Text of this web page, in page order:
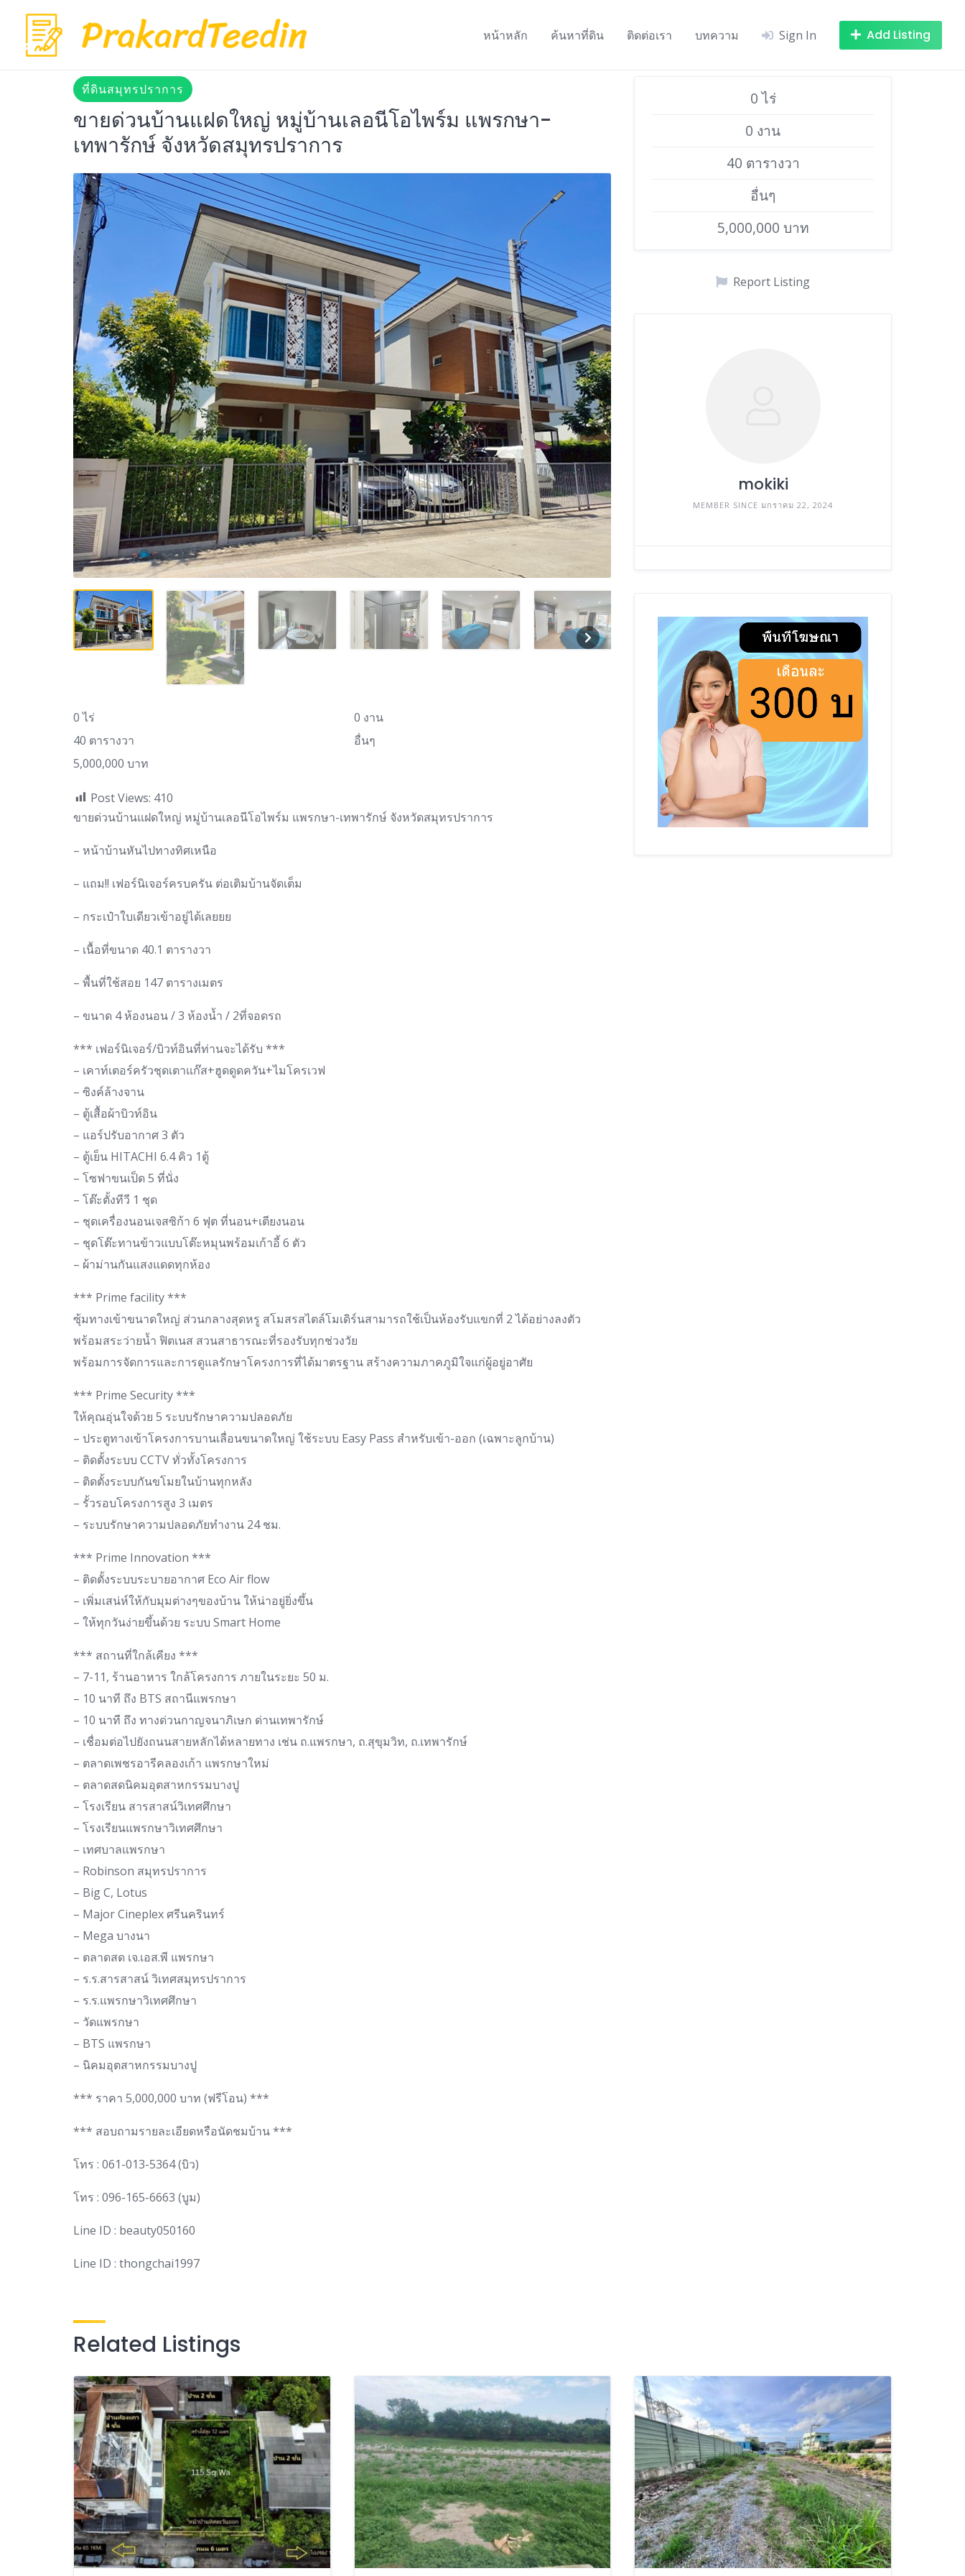
content
หน้าหลัก ค้นหาที่ดิน ติดต่อเรา บทความ Sign In Add Listing
ที่ดินสมุทรปราการ
ขายด่วนบ้านแฝดใหญ่ หมู่บ้านเลอนีโอไพร์ม แพรกษา-
เทพารักษ์ จังหวัดสมุทรปราการ
0 ไร่
0 งาน
40 ตารางวา
อื่นๆ
5,000,000 บาท
Post Views: 410
ขายด่วนบ้านแฝดใหญ่ หมู่บ้านเลอนีโอไพร์ม แพรกษา-เทพารักษ์ จังหวัดสมุทรปราการ
– หน้าบ้านหันไปทางทิศเหนือ
– แถม!! เฟอร์นิเจอร์ครบครัน ต่อเติมบ้านจัดเต็ม
– กระเป๋าใบเดียวเข้าอยู่ได้เลยยย
– เนื้อที่ขนาด 40.1 ตารางวา
– พื้นที่ใช้สอย 147 ตารางเมตร
– ขนาด 4 ห้องนอน / 3 ห้องน้ำ / 2ที่จอดรถ
*** เฟอร์นิเจอร์/บิวท์อินที่ท่านจะได้รับ ***
– เคาท์เตอร์ครัวชุดเตาแก๊ส+ฮูดดูดควัน+ไมโครเวฟ
– ซิงค์ล้างจาน
– ตู้เสื้อผ้าบิวท์อิน
– แอร์ปรับอากาศ 3 ตัว
– ตู้เย็น HITACHI 6.4 คิว 1ตู้
– โซฟาขนเป็ด 5 ที่นั่ง
– โต๊ะตั้งทีวี 1 ชุด
– ชุดเครื่องนอนเจสซิก้า 6 ฟุต ที่นอน+เตียงนอน
– ชุดโต๊ะทานข้าวแบบโต๊ะหมุนพร้อมเก้าอี้ 6 ตัว
– ผ้าม่านกันแสงแดดทุกห้อง
*** Prime facility ***
ซุ้มทางเข้าขนาดใหญ่ ส่วนกลางสุดหรู สโมสรสไตล์โมเดิร์นสามารถใช้เป็นห้องรับแขกที่ 2 ได้อย่างลงตัว
พร้อมสระว่ายน้ำ ฟิตเนส สวนสาธารณะที่รองรับทุกช่วงวัย
พร้อมการจัดการและการดูแลรักษาโครงการที่ได้มาตรฐาน สร้างความภาคภูมิใจแก่ผู้อยู่อาศัย
*** Prime Security ***
ให้คุณอุ่นใจด้วย 5 ระบบรักษาความปลอดภัย
– ประตูทางเข้าโครงการบานเลื่อนขนาดใหญ่ ใช้ระบบ Easy Pass สำหรับเข้า-ออก (เฉพาะลูกบ้าน)
– ติดตั้งระบบ CCTV ทั่วทั้งโครงการ
– ติดตั้งระบบกันขโมยในบ้านทุกหลัง
– รั้วรอบโครงการสูง 3 เมตร
– ระบบรักษาความปลอดภัยทำงาน 24 ชม.
*** Prime Innovation ***
– ติดตั้งระบบระบายอากาศ Eco Air flow
– เพิ่มเสน่ห์ให้กับมุมต่างๆของบ้าน ให้น่าอยู่ยิ่งขึ้น
– ให้ทุกวันง่ายขึ้นด้วย ระบบ Smart Home
*** สถานที่ใกล้เคียง ***
– 7-11, ร้านอาหาร ใกล้โครงการ ภายในระยะ 50 ม.
– 10 นาที ถึง BTS สถานีแพรกษา
– 10 นาที ถึง ทางด่วนกาญจนาภิเษก ด่านเทพารักษ์
– เชื่อมต่อไปยังถนนสายหลักได้หลายทาง เช่น ถ.แพรกษา, ถ.สุขุมวิท, ถ.เทพารักษ์
– ตลาดเพชรอารีคลองเก้า แพรกษาใหม่
– ตลาดสดนิคมอุตสาหกรรมบางปู
– โรงเรียน สารสาสน์วิเทศศึกษา
– โรงเรียนแพรกษาวิเทศศึกษา
– เทศบาลแพรกษา
– Robinson สมุทรปราการ
– Big C, Lotus
– Major Cineplex ศรีนครินทร์
– Mega บางนา
– ตลาดสด เจ.เอส.พี แพรกษา
– ร.ร.สารสาสน์ วิเทศสมุทรปราการ
– ร.ร.แพรกษาวิเทศศึกษา
– วัดแพรกษา
– BTS แพรกษา
– นิคมอุตสาหกรรมบางปู
*** ราคา 5,000,000 บาท (ฟรีโอน) ***
*** สอบถามรายละเอียดหรือนัดชมบ้าน ***
โทร : 061-013-5364 (บิว)
โทร : 096-165-6663 (บูม)
Line ID : beauty050160
Line ID : thongchai1997
0 ไร่
0 งาน
40 ตารางวา
อื่นๆ
5,000,000 บาท
Report Listing
mokiki
MEMBER SINCE มกราคม 22, 2024
Related Listings